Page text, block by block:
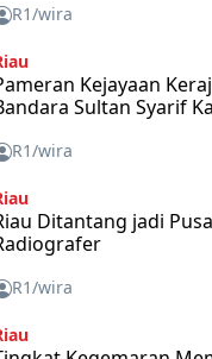
R1/wira
Kejayaan
Sultan Syarif
R1/wira
Ditantang jadi
R1/wira